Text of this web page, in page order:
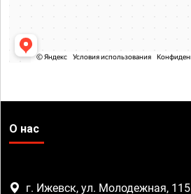
О нас
г. Ижевск, ул. Молодежная, 115